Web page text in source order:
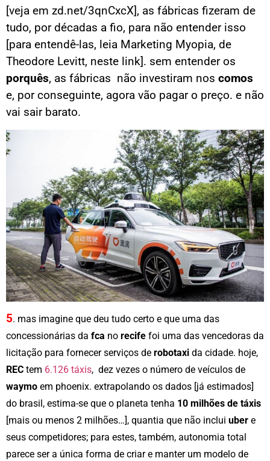
[veja em zd.net/3qnCxcX], as fábricas fizeram de
tudo, por décadas a fio, para não entender isso
[para entendê-las, leia Marketing Myopia, de
Theodore Levitt, neste link]. sem entender os
porquês, as fábricas não investiram nos comos
e, por conseguinte, agora vão pagar o preço. e não
vai sair barato.
5. mas imagine que deu tudo certo e que uma das
concessionárias da fca no recife foi uma das vencedoras da
licitação para fornecer serviços de robotaxi da cidade. hoje,
REC tem 6.126 táxis, dez vezes o número de veículos de
waymo em phoenix. extrapolando os dados [já estimados]
do brasil, estima-se que o planeta tenha 10 milhões de táxis
[mais ou menos 2 milhões…], quantia que não inclui uber e
seus competidores; para estes, também, autonomia total
parece ser a única forma de criar e manter um modelo de